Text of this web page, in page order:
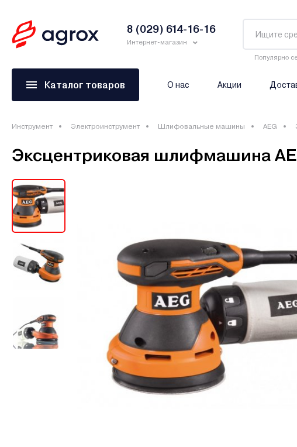
8 (029) 614-16-16
Интернет-магазин
Популярно
Каталог товаров О нас Акции
Инструмент Электроинструмент Шлифовальные машины AEG
Эксцентриковая шлифмашина